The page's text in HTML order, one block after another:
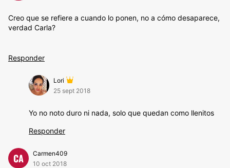
Creo que se refiere a cuando lo ponen, no a cómo desaparece,
verdad Carla?
Responder
Lori
25 sept 2018
Yo no noto duro ni nada, solo que quedan como llenitos
Responder
CA
Carmen409
10 oct 2018